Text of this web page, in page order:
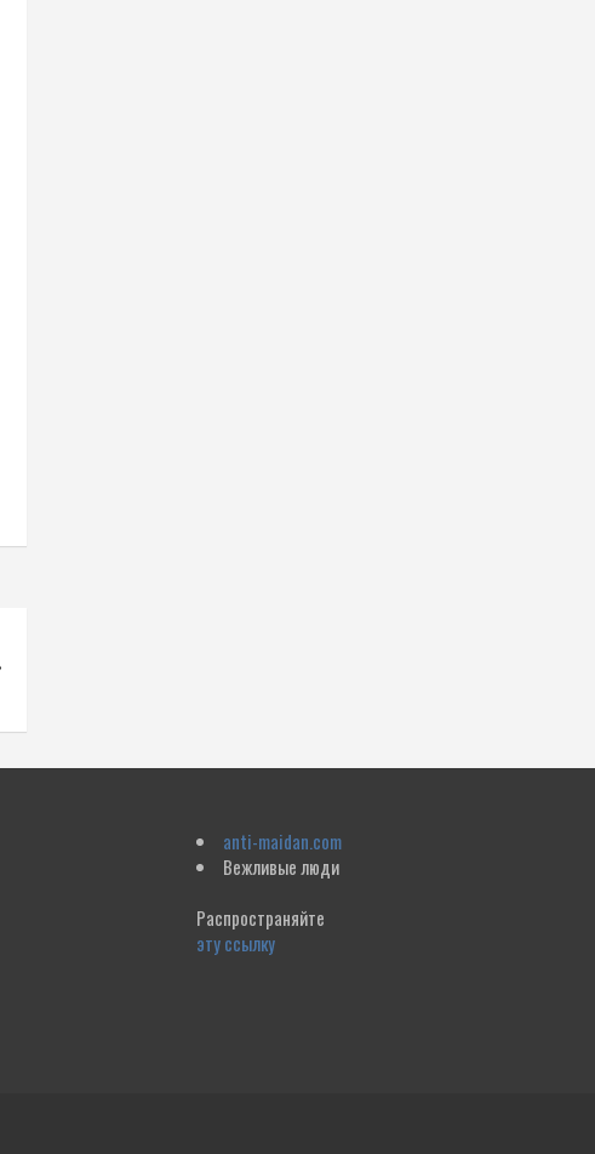
anti-maidan.com
Вежливые люди
Распространяйте
эту ссылку